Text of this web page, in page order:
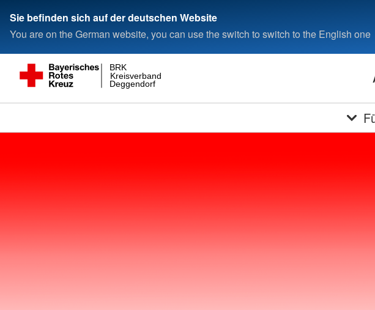
Sie befinden sich auf der deutschen Website
You are on the German website, you can use the switch to switch to the English one
Deggendorf
Kreisverband
BRK